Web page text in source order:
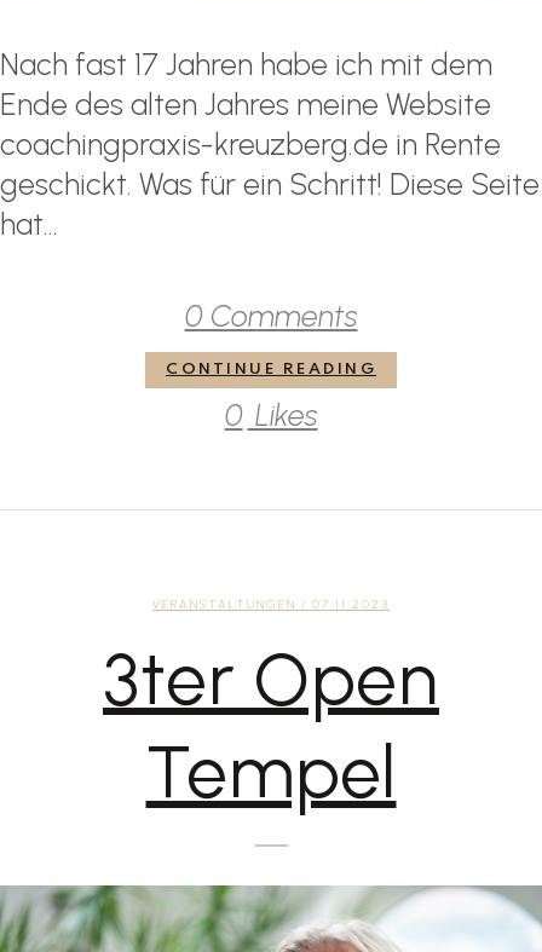
Nach fast 17 Jahren habe ich mit dem
Ende des alten Jahres meine Website
coachingpraxis-kreuzberg.de in Rente
geschickt. Was für ein Schritt! Diese Seite
hat...
0 Comments
CONTINUE READING
0 Likes
VERANSTALTUNGEN / 07.11.2023
3ter Open
Tempel